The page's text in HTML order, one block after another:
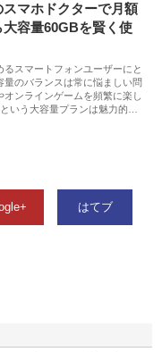
スマホドクターで月額
容量60GBを賢く使
スマートフォンユーザーにと
量のバランスは常に悩ましい問
オンラインゲームを頻繁に楽し
いう大容量プランは魅力的…
はてブ